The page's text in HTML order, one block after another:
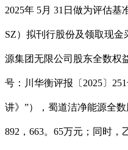
2025年 5月 31日做为评估基
SZ）拟刊行股份及领取现
源集团无限公司股东全数权
号：川华衡评报〔2025〕
讲》”），蜀道洁净能源全
892，663。65万元；同时